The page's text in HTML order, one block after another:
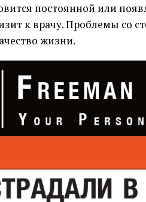
постоянной или
к врачу. Проблемы со
жизни.